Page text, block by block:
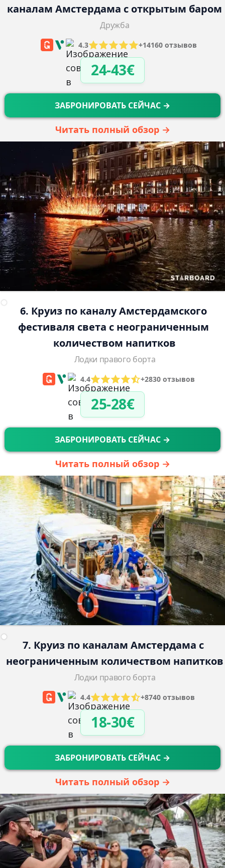
каналам Амстердама с открытым баром
Дружба
4.3 +14160 отзывов
24-43€
ЗАБРОНИРОВАТЬ СЕЙЧАС →
Читать полный обзор →
6. Круиз по каналу Амстердамского
фестиваля света с неограниченным
количеством напитков
Лодки правого борта
4.4 +2830 отзывов
25-28€
ЗАБРОНИРОВАТЬ СЕЙЧАС →
Читать полный обзор →
7. Круиз по каналам Амстердама с
неограниченным количеством напитков
Лодки правого борта
4.4 +8740 отзывов
18-30€
ЗАБРОНИРОВАТЬ СЕЙЧАС →
Читать полный обзор →